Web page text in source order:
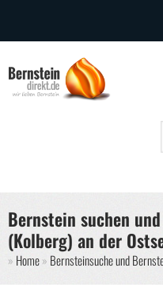
Bernstein suchen
(Kolberg) an der
Sie sind hier
Home Bernsteinsuche und